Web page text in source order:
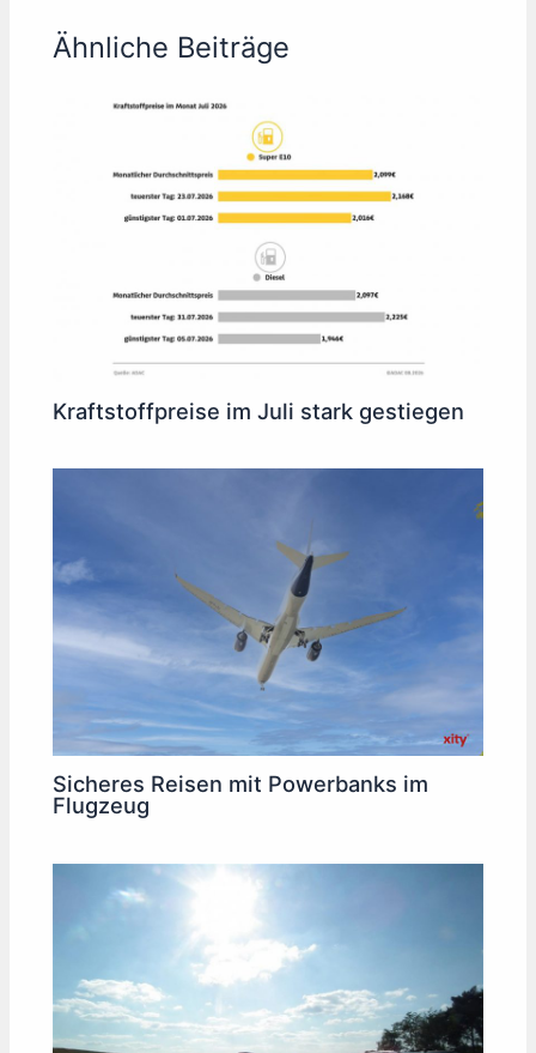
Ähnliche Beiträge
Kraftstoffpreise im Juli stark gestiegen
Sicheres Reisen mit Powerbanks im
Flugzeug